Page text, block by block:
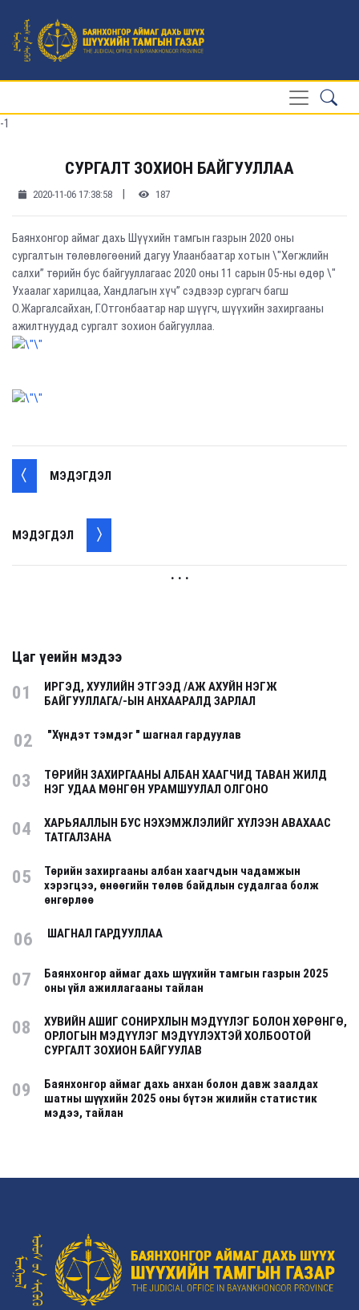
-1
СУРГАЛТ ЗОХИОН БАЙГУУЛЛАА
2020-11-06 17:38:58 | 187
Баянхонгор аймаг дахь Шүүхийн тамгын газрын 2020 оны
сургалтын төлөвлөгөөний дагуу Улаанбаатар хотын \"Хөгжлийн
салхи” төрийн бус байгууллагаас 2020 оны 11 сарын 05-ны өдөр \"
Ухаалаг харилцаа, Хандлагын хүч” сэдвээр сургагч багш
О.Жаргалсайхан, Г.Отгонбаатар нар шүүгч, шүүхийн захиргааны
ажилтнуудад сургалт зохион байгууллаа.
МЭДЭГДЭЛ
МЭДЭГДЭЛ
. . .
Цаг үеийн мэдээ
01
ИРГЭД, ХУУЛИЙН ЭТГЭЭД /АЖ АХУЙН НЭГЖ
БАЙГУУЛЛАГА/-ЫН АНХААРАЛД ЗАРЛАЛ
02 "Хүндэт тэмдэг " шагнал гардуулав
03
ТӨРИЙН ЗАХИРГААНЫ АЛБАН ХААГЧИД ТАВАН ЖИЛД
НЭГ УДАА МӨНГӨН УРАМШУУЛАЛ ОЛГОНО
04
ХАРЬЯАЛЛЫН БУС НЭХЭМЖЛЭЛИЙГ ХҮЛЭЭН АВАХААС
ТАТГАЛЗАНА
05
Төрийн захиргааны албан хаагчдын чадамжын
хэрэгцээ, өнөөгийн төлөв байдлын судалгаа болж
өнгөрлөө
06 ШАГНАЛ ГАРДУУЛЛАА
07
Баянхонгор аймаг дахь шүүхийн тамгын газрын 2025
оны үйл ажиллагааны тайлан
08
ХУВИЙН АШИГ СОНИРХЛЫН МЭДҮҮЛЭГ БОЛОН ХӨРӨНГӨ,
ОРЛОГЫН МЭДҮҮЛЭГ МЭДҮҮЛЭХТЭЙ ХОЛБООТОЙ
СУРГАЛТ ЗОХИОН БАЙГУУЛАВ
09
Баянхонгор аймаг дахь анхан болон давж заалдах
шатны шүүхийн 2025 оны бүтэн жилийн статистик
мэдээ, тайлан